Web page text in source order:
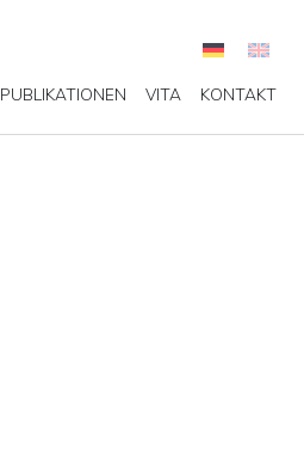
PUBLIKATIONEN VITA KONTAKT